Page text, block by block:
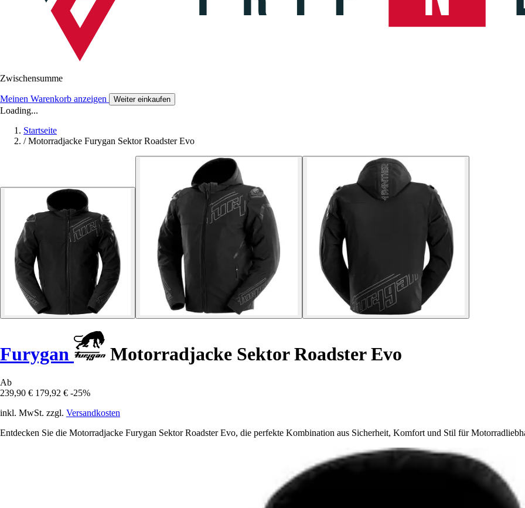
Zwischensumme
Meinen Warenkorb anzeigen Weiter einkaufen
Loading...
Startseite
/ Motorradjacke Furygan Sektor Roadster Evo
Furygan Motorradjacke Sektor Roadster Evo
Ab
239,90 € 179,92 € -25%
inkl. MwSt. zzgl. Versandkosten
Entdecken Sie die Motorradjacke Furygan Sektor Roadster Evo, die perfekte Kombination aus Sicherheit, Komfort und Stil für